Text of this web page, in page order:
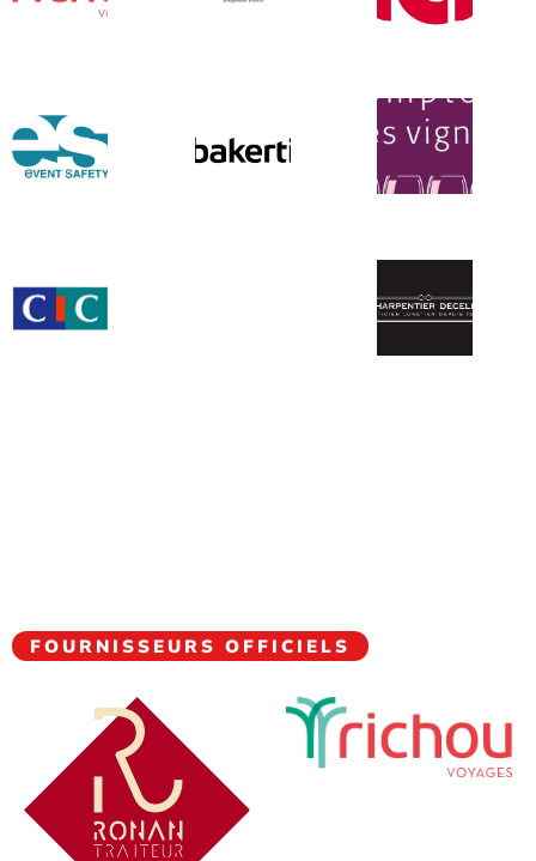
FOURNISSEURS OFFICIELS